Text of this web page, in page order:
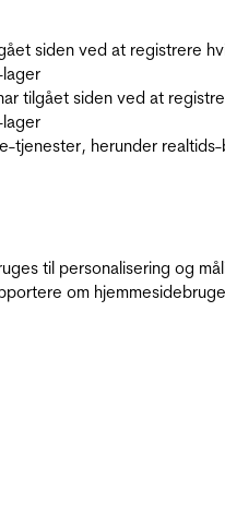
siden ved at registrere
lager
tilgået siden ved at
lager
tjenester, herunder
til personalisering og
om